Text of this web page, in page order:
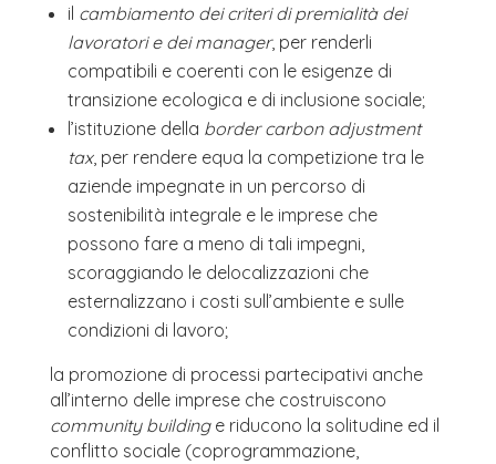
il cambiamento dei criteri di premialità dei
lavoratori e dei manager, per renderli
compatibili e coerenti con le esigenze di
transizione ecologica e di inclusione sociale;
l’istituzione della border carbon adjustment
tax, per rendere equa la competizione tra le
aziende impegnate in un percorso di
sostenibilità integrale e le imprese che
possono fare a meno di tali impegni,
scoraggiando le delocalizzazioni che
esternalizzano i costi sull’ambiente e sulle
condizioni di lavoro;
la promozione di processi partecipativi anche
all’interno delle imprese che costruiscono
community buildinge riducono la solitudine ed il
conflitto sociale (coprogrammazione,